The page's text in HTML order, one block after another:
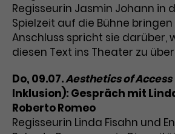
Laufzeit 1 Jahr
Dieses Cookie dient
personalisierter
misst die
Werbekampagnen
verschiedene
Regisseurin Jasmin Johann in
Spielzeit auf die Bühne bringen
Anschluss spricht sie darüber,
diesen Text ins Theater zu
Do, 09.07.Aesthetics of Access
Inklusion): Gespräch mit
Roberto Romeo
Regisseurin Linda Fisahn und